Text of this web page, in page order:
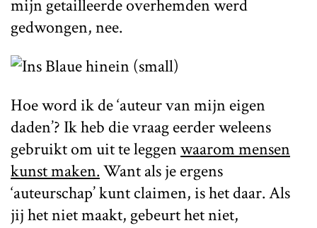
mijn getailleerde overhemden werd
gedwongen, nee.
Hoe word ik de ‘auteur van mijn eigen
daden’? Ik heb die vraag eerder weleens
gebruikt om uit te leggenwaarom mensen
kunst maken.Want als je ergens
‘auteurschap’ kunt claimen, is het daar. Als
jij het niet maakt, gebeurt het niet,